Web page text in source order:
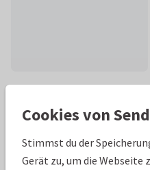
Schöne Extras zu
Cookies von
Stimmst du der
Gerät zu, um die Webseite